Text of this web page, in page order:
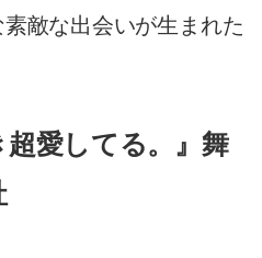
敵な出会いが生まれた
超愛してる。』舞